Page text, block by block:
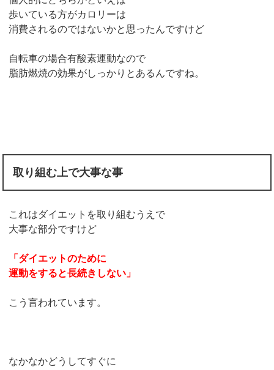
歩いている方がカロリーは
消費されるのではないかと思ったんですけど
自転車の場合有酸素運動なので
脂肪燃焼の効果がしっかりとあるんですね。
取り組む上で大事な事
これはダイエットを取り組むうえで
大事な部分ですけど
「ダイエットのために
運動をすると長続きしない」
こう言われています。
なかなかどうしてすぐに